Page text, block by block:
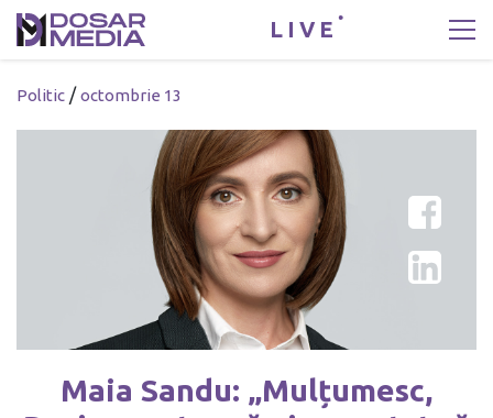
LIVE
Politic /octombrie 13
Maia Sandu: „Mulțumesc,